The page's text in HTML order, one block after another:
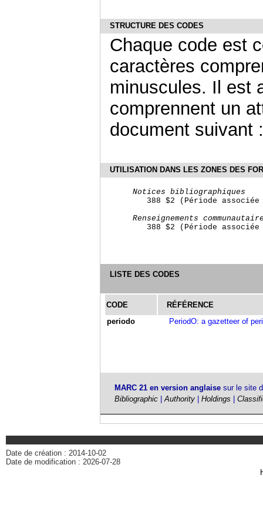
STRUCTURE DES CODES
Chaque code est
caractères
minuscules. Il est
comprennent un
document suivant
UTILISATION DANS LES ZONES DES
Notices bibliographiques
Renseignements
LISTE DES CODES
CODE
RÉFÉRENCE
periodo
PeriodO: a gazetteer of
MARC 21 en version anglaisesur le site
Bibliographic| Authority| Holdings
Date de création : 2014-10-02
Date de modification : 2026-07-28